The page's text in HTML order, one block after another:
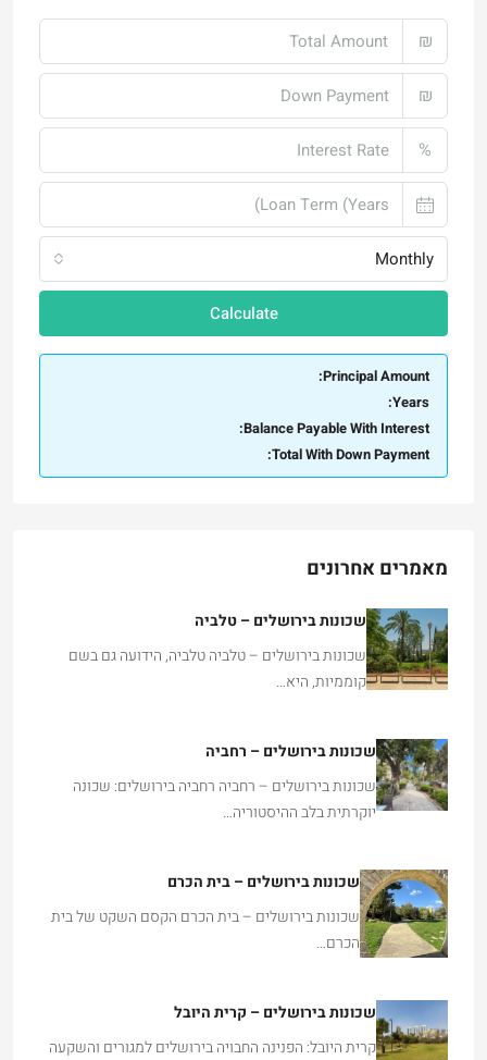
₪
₪
%
Monthly
Calculate
Principal Amount:
Years:
Balance Payable With Interest:
Total With Down Payment:
מאמרים אחרונים
שכונות בירושלים – טלביה
שכונות בירושלים – טלביה טלביה, הידועה גם בשם
קוממיות, היא…
שכונות בירושלים – רחביה
שכונות בירושלים – רחביה רחביה בירושלים: שכונה
יוקרתית בלב ההיסטוריה…
שכונות בירושלים – בית הכרם
שכונות בירושלים – בית הכרם הקסם השקט של בית
הכרם…
שכונות בירושלים – קרית היובל
קרית היובל: הפנינה החבויה בירושלים למגורים והשקעה